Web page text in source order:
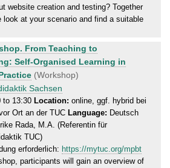
website creation and testing? Together
look at your scenario and find a suitable
From Teaching to
Self-Organised Learning in
(Workshop)
Sachsen
to 13:30 Location: online, ggf. hybrid bei
Ort an der TUC Language: Deutsch
Rada, M.A. (Referentin für
TUC)
erforderlich: https://mytuc.org/mpbt
participants will gain an overview of